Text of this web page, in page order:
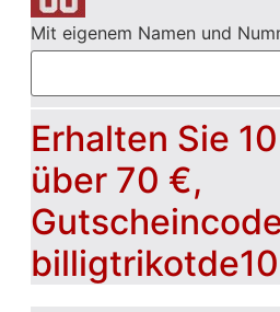
Mit eigenem Namen und
Erhalten Sie
über 70 €,
billigtrikotde10